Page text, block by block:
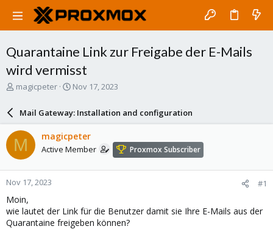
Quarantaine Link zur Freigabe der E-Mails
wird vermisst
T
a
d
s
t
a
r
t
e
r
magicpeter
S
r
d
a
e
Nov 17, 2023
Mail Gateway: Installation and configuration
M magicpeter
Active Member Proxmox Subscriber
Nov 17, 2023 #1
Moin,
wie lautet der Link für die Benutzer damit sie Ihre E-Mails aus der
Quarantaine freigeben können?